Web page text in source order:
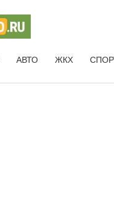
АВТО ЖКХ